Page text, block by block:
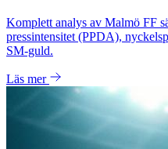
Komplett analys av Malmö FF
pressintensitet (PPDA),
SM-guld.
Läs mer